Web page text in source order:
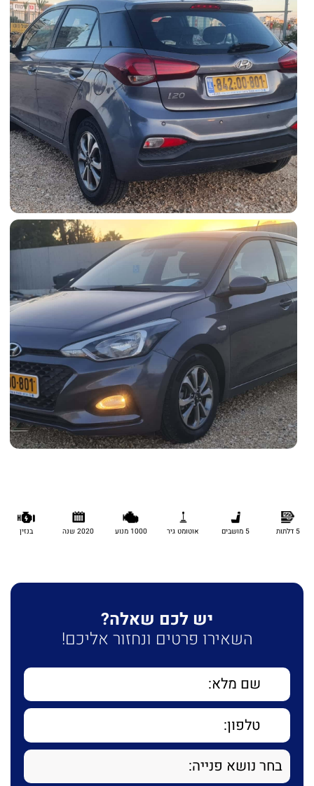
5 דלתות 5 מושבים אוטומט גיר 1000 מנוע 2020 שנה בנזין
יש לכם שאלה?
השאירו פרטים ונחזור אליכם!